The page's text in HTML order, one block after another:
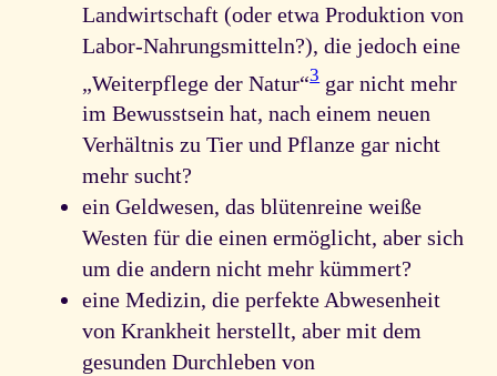
Landwirtschaft (oder etwa Produktion von
Labor-Nahrungsmitteln?), die jedoch eine
„Weiterpflege der Natur“3gar nicht mehr
im Bewusstsein hat, nach einem neuen
Verhältnis zu Tier und Pflanze gar nicht
mehr sucht?
ein Geldwesen, das blütenreine weiße
Westen für die einen ermöglicht, aber sich
um die andern nicht mehr kümmert?
eine Medizin, die perfekte Abwesenheit
von Krankheit herstellt, aber mit dem
gesunden Durchleben von